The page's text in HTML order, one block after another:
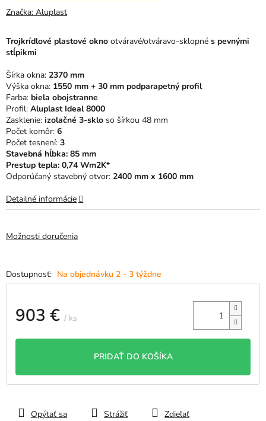
Na objednávku 2 - 3 týždne
Možnosti doručenia
903 € / ks
PRIDAŤ DO KOŠÍKA
Trojkrídlové plastové okno otváravé/otváravo-sklopné s pevnými
stĺpikmi
Šírka okna: 2370 mm
Výška okna: 1550 mm + 30 mm podparapetný profil
Farba: biela obojstranne
Profil: Aluplast Ideal 8000
Zasklenie: izolačné 3-sklo so šírkou 48 mm
Počet komôr: 6
Počet tesnení: 3
Stavebná hĺbka: 85 mm
Prestup tepla: 0,74 Wm2K*
Odporúčaný stavebný otvor: 2400 mm x 1600 mm
Detailné informácie
Opýtať sa Strážiť Zdieľať
produktu
z
5
Značka: Aluplast